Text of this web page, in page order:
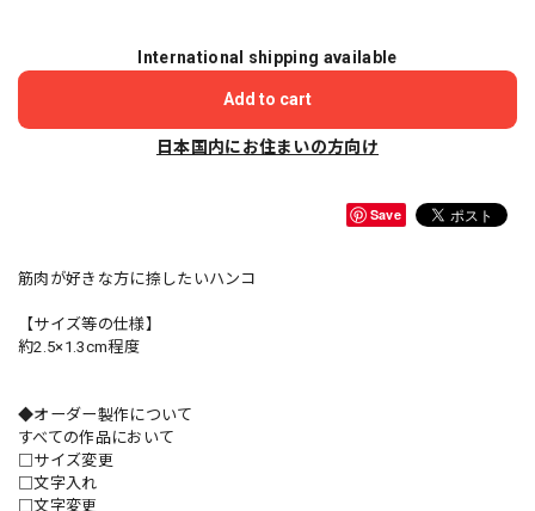
International shipping available
Add to cart
日本国内にお住まいの方向け
Save
筋肉が好きな方に捺したいハンコ
【サイズ等の仕様】
約2.5×1.3cm程度
◆オーダー製作について
すべての作品において
□サイズ変更
□文字入れ
□文字変更